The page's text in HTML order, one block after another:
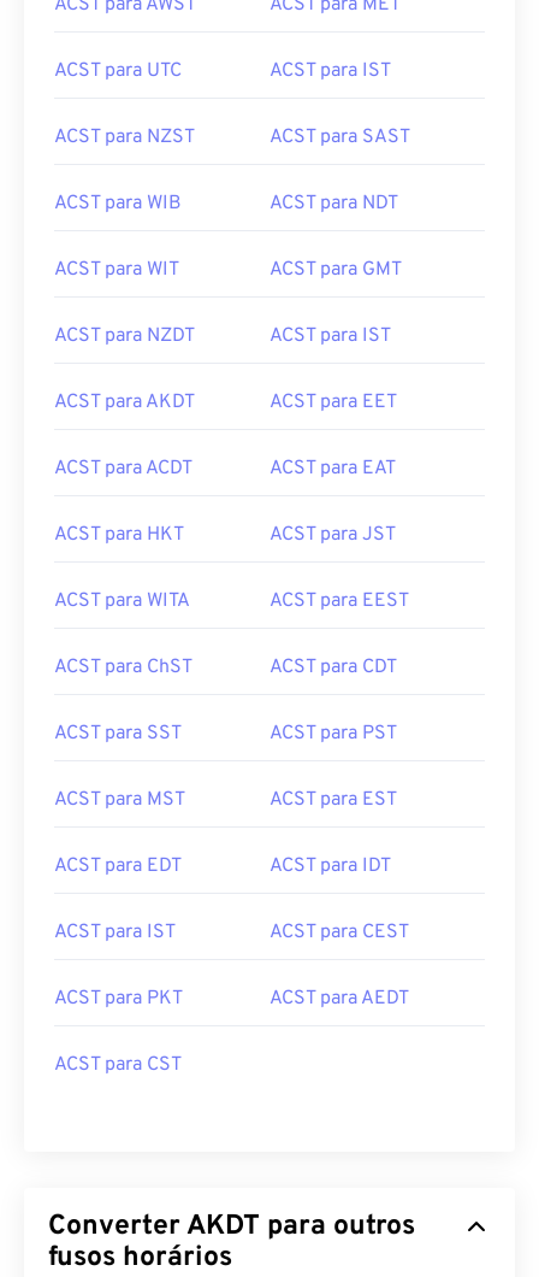
ACST para AWST ACST para MET
ACST para UTC ACST para IST
ACST para NZST ACST para SAST
ACST para WIB ACST para NDT
ACST para WIT ACST para GMT
ACST para NZDT ACST para IST
ACST para AKDT ACST para EET
ACST para ACDT ACST para EAT
ACST para HKT ACST para JST
ACST para WITA ACST para EEST
ACST para ChST ACST para CDT
ACST para SST ACST para PST
ACST para MST ACST para EST
ACST para EDT ACST para IDT
ACST para IST ACST para CEST
ACST para PKT ACST para AEDT
ACST para CST
Converter AKDT para outros
fusos horários